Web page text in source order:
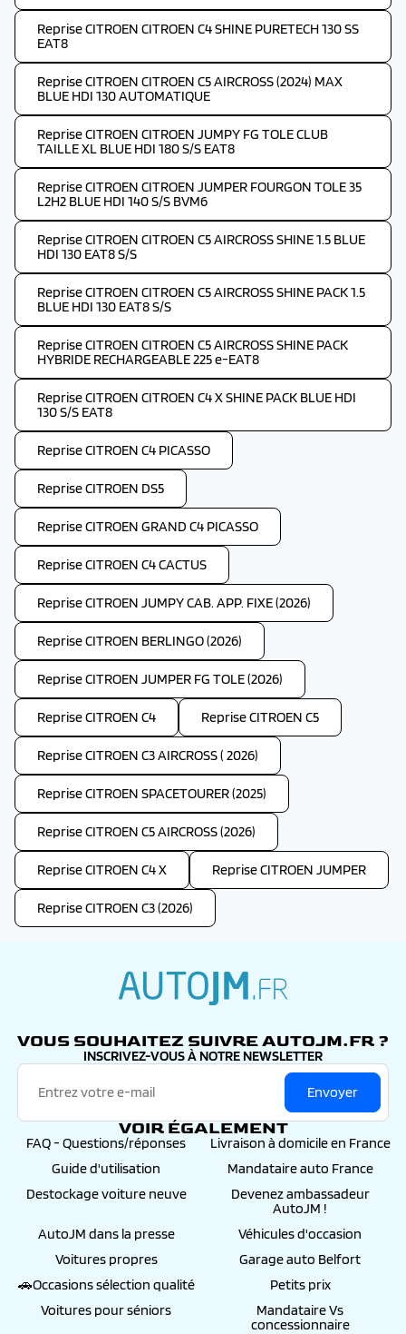
Reprise CITROEN CITROEN C4 SHINE PURETECH 130 SS
EAT8
Reprise CITROEN CITROEN C5 AIRCROSS (2024) MAX
BLUE HDI 130 AUTOMATIQUE
Reprise CITROEN CITROEN JUMPY FG TOLE CLUB
TAILLE XL BLUE HDI 180 S/S EAT8
Reprise CITROEN CITROEN JUMPER FOURGON TOLE 35
L2H2 BLUE HDI 140 S/S BVM6
Reprise CITROEN CITROEN C5 AIRCROSS SHINE 1.5 BLUE
HDI 130 EAT8 S/S
Reprise CITROEN CITROEN C5 AIRCROSS SHINE PACK 1.5
BLUE HDI 130 EAT8 S/S
Reprise CITROEN CITROEN C5 AIRCROSS SHINE PACK
HYBRIDE RECHARGEABLE 225 e-EAT8
Reprise CITROEN CITROEN C4 X SHINE PACK BLUE HDI
130 S/S EAT8
Reprise CITROEN C4 PICASSO
Reprise CITROEN DS5
Reprise CITROEN GRAND C4 PICASSO
Reprise CITROEN C4 CACTUS
Reprise CITROEN JUMPY CAB. APP. FIXE (2026)
Reprise CITROEN BERLINGO (2026)
Reprise CITROEN JUMPER FG TOLE (2026)
Reprise CITROEN C4 Reprise CITROEN C5
Reprise CITROEN C3 AIRCROSS ( 2026)
Reprise CITROEN SPACETOURER (2025)
Reprise CITROEN C5 AIRCROSS (2026)
Reprise CITROEN C4 X Reprise CITROEN JUMPER
Reprise CITROEN C3 (2026)
VOUS SOUHAITEZ SUIVRE AUTOJM.FR ?
INSCRIVEZ-VOUS À NOTRE NEWSLETTER
Envoyer
VOIR ÉGALEMENT
FAQ - Questions/réponses
Livraison à domicile en France
Guide d'utilisation
Mandataire auto France
Destockage voiture neuve
Devenez ambassadeur
AutoJM !
AutoJM dans la presse
Véhicules d'occasion
Voitures propres
Garage auto Belfort
🚗Occasions sélection qualité
Petits prix
Voitures pour séniors
Mandataire Vs
concessionnaire